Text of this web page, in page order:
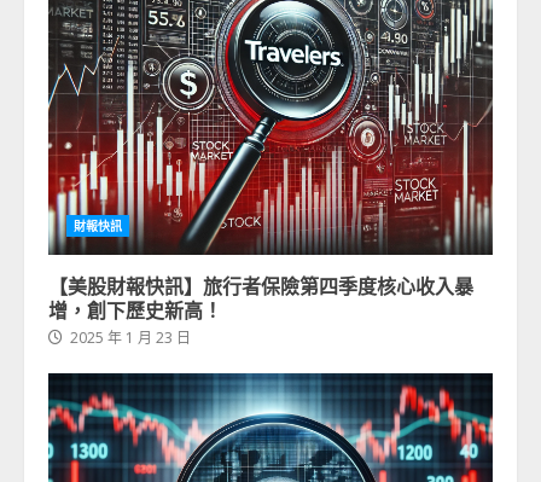
財報快訊
【美股財報快訊】旅行者保險第四季度核心收入暴
增，創下歷史新高！
2025 年 1 月 23 日